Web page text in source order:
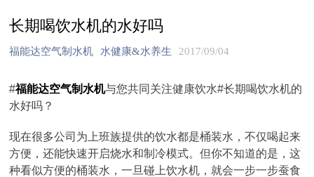
长期喝饮水机的水好吗
福能达空气制水机 水健康&水养生 2017/09/04
#福能达空气制水机与您共同关注健康饮水#长期喝饮水机的
水好吗？
现在很多公司为上班族提供的饮水都是桶装水，不仅喝起来
方便，还能快速开启烧水和制冷模式。但你不知道的是，这
种看似方便的桶装水，一旦碰上饮水机，就会一步一步蚕食